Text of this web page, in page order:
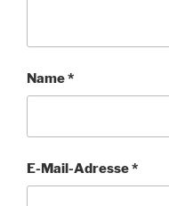
Name*
E-Mail-Adresse*